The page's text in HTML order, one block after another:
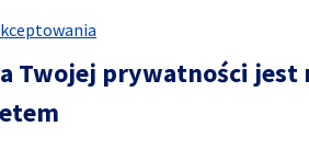
Twojej prywatności jest